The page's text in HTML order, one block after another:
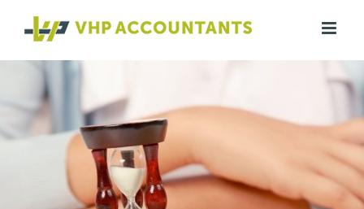
naar
inhoud